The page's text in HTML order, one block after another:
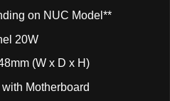
on NUC Model**
20W
(W x D x H)
Motherboard